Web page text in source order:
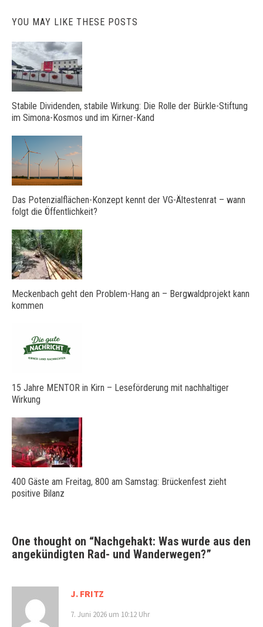
YOU MAY LIKE THESE POSTS
Stabile Dividenden, stabile Wirkung: Die Rolle der Bürkle-Stiftung
im Simona-Kosmos und im Kirner-Kand
Das Potenzialflächen-Konzept kennt der VG-Ältestenrat – wann
folgt die Öffentlichkeit?
Meckenbach geht den Problem-Hang an – Bergwaldprojekt kann
kommen
15 Jahre MENTOR in Kirn – Leseförderung mit nachhaltiger
Wirkung
400 Gäste am Freitag, 800 am Samstag: Brückenfest zieht
positive Bilanz
One thought on “Nachgehakt: Was wurde aus den
angekündigten Rad- und Wanderwegen?”
J. FRITZ
7. Juni 2026 um 10:12 Uhr